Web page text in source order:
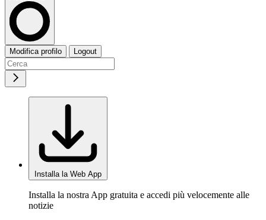
Modifica profilo Logout
Installa la Web App
Installa la nostra App gratuita e accedi più velocemente alle
notizie